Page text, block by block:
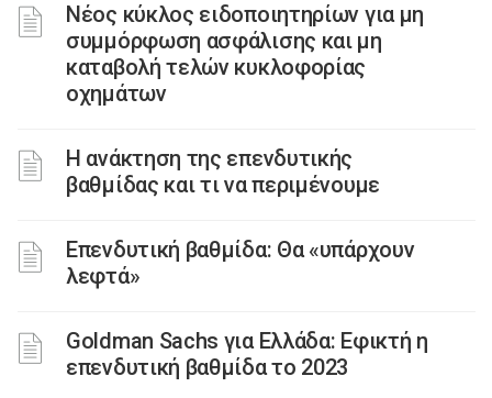
Νέος κύκλος ειδοποιητηρίων για μη
συμμόρφωση ασφάλισης και μη
καταβολή τελών κυκλοφορίας
οχημάτων
Η ανάκτηση της επενδυτικής
βαθμίδας και τι να περιμένουμε
Επενδυτική βαθμίδα: Θα «υπάρχουν
λεφτά»
Goldman Sachs για Ελλάδα: Εφικτή η
επενδυτική βαθμίδα το 2023